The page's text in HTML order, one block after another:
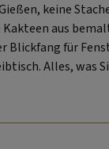
keine
Kakteen aus
Blickfang für
Alles, was